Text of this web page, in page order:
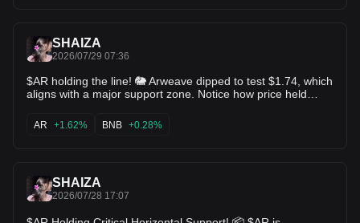
SHAIZA
2026/07/29 07:36
$AR holding the line! 🐘 Arweave dipped to test $1.74, which
aligns with a major support zone. Notice how price held
structural strength right there. Volume is steady, and a push
back above $2.00 will flip momentum back to full bullish.
AR +1.62% BNB +0.28%
SHAIZA
2026/07/28 17:07